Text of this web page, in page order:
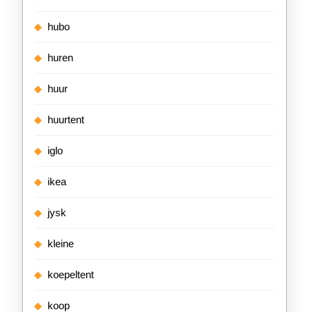
hubo
huren
huur
huurtent
iglo
ikea
jysk
kleine
koepeltent
koop